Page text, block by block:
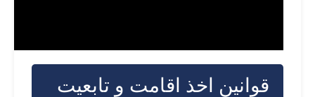
قوانین اخذ اقامت و تابعیت